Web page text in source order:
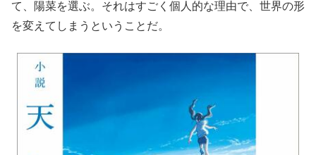
て、陽菜を選ぶ。それはすごく個人的な理由で、世界の形
を変えてしまうということだ。